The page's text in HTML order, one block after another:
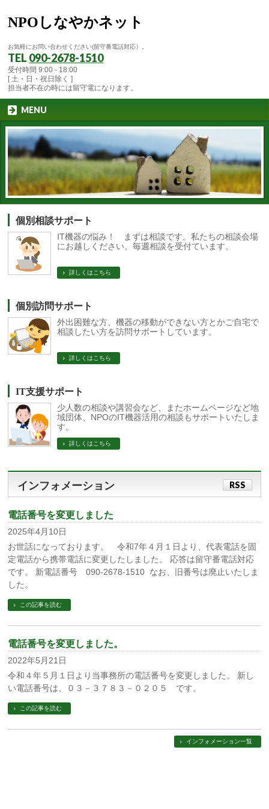
NPOしなやかネット
お気軽にお問い合わせください(留守番電話対応）。
TEL 090-2678-1510
受付時間 9:00 - 18:00
[ 土・日・祝日除く ]
担当者不在の時には留守電になります。
MENU
個別相談サポート
IT機器の悩み！ まずは相談です。私たちの相談会場
にお越しください。毎週相談を受付ています。
詳しくはこちら
個別訪問サポート
外出困難な方、機器の移動ができない方とかご自宅で
相談したい方を訪問サポートしています。
詳しくはこちら
IT支援サポート
少人数の相談や講習会など、またホームページなど地
域団体、NPOのIT機器活用の相談もサポートいたしま
す。
詳しくはこちら
インフォメーション RSS
電話番号を変更しました
2025年4月10日
お世話になっております。 令和7年４月１日より、代表電話を固
定電話から携帯電話に変更したしました。 応答は留守番電話対応
です。 新電話番号 090-2678-1510 なお、旧番号は廃止いたしま
した。
この記事を読む
電話番号を変更しました。
2022年5月21日
令和４年５月１日より当事務所の電話番号を変更しました。 新し
い電話番号は、０３－３７８３－０２０５ です。
この記事を読む
インフォメーション一覧